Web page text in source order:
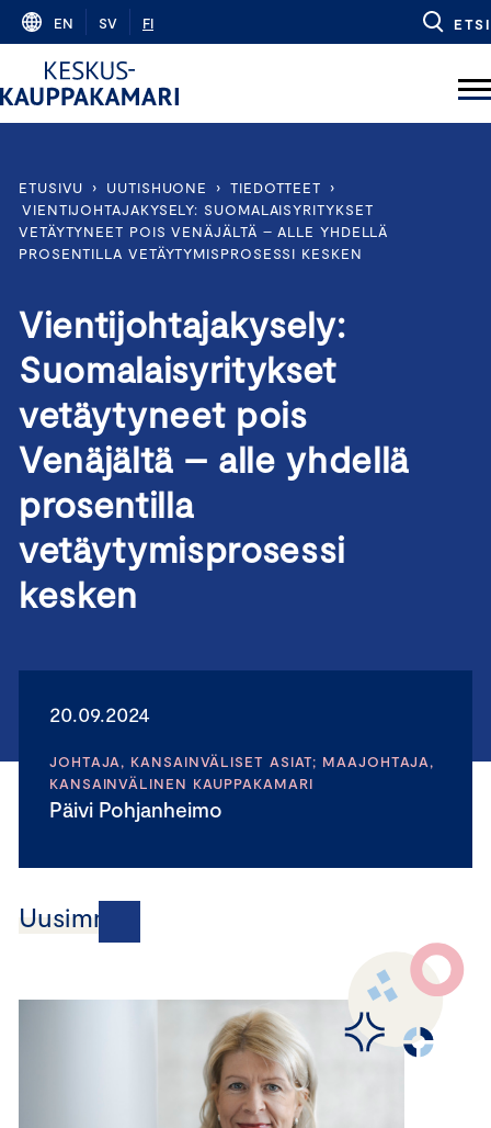
Skip
content
EN SV FI ETSI
ETUSIVU › UUTISHUONE › TIEDOTTEET
›
VIENTIJOHTAJAKYSELY: SUOMALAISYRITYKSET
VETÄYTYNEET POIS VENÄJÄLTÄ – ALLE YHDELLÄ
PROSENTILLA VETÄYTYMISPROSESSI KESKEN
Vientijohtajakysely:
Suomalaisyritykset
vetäytyneet pois
Venäjältä – alle yhdellä
prosentilla
vetäytymisprosessi
kesken
20.09.2024
JOHTAJA, KANSAINVÄLISET ASIAT; MAAJOHTAJA,
KANSAINVÄLINEN KAUPPAKAMARI
Päivi Pohjanheimo
Uusimmat